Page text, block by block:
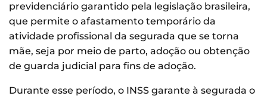
previdenciário garantido pela legislação brasileira,
que permite o afastamento temporário da
atividade profissional da segurada que se torna
mãe, seja por meio de parto, adoção ou obtenção
de guarda judicial para fins de adoção.
Durante esse período, o INSS garante à segurada o